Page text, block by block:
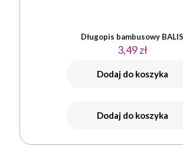
Długopis bambusowy BALIS
3,49zł
Dodaj do koszyka
Dodaj do koszyka